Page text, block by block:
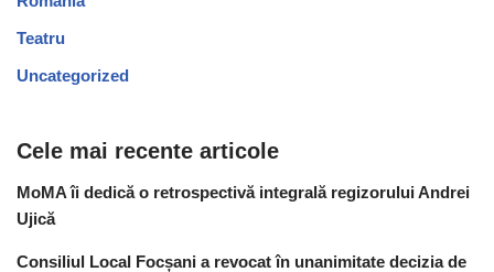
Teatru
Uncategorized
Cele mai recente articole
MoMA îi dedică o retrospectivă integrală regizorului Andrei
Ujică
Consiliul Local Focșani a revocat în unanimitate decizia de